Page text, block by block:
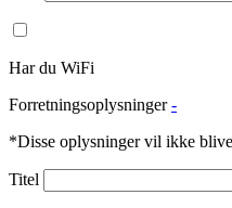
Har du WiFi
Forretningsoplysninger -
*Disse oplysninger vil ikke
Titel